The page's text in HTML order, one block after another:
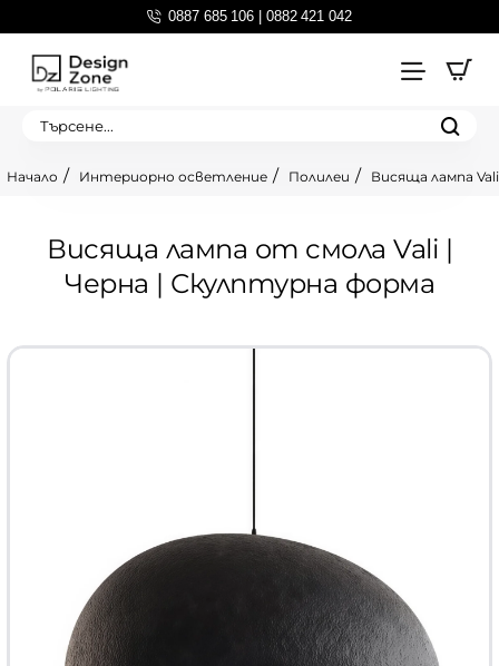
0887 685 106 | 0882 421 042
Търсене...
Висяща лампа от смола Vali |
Черна | Скулптурна форма
Интериорно осветление Полилеи Висяща лампа